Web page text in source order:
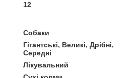
12
Собаки
Гігантські, Великі, Дрібні,
Середні
Лікувальний